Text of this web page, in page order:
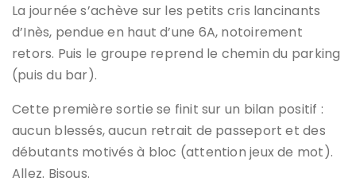
La journée s’achève sur les petits cris lancinants
d’Inès, pendue en haut d’une 6A, notoirement
retors. Puis le groupe reprend le chemin du parking
(puis du bar).
Cette première sortie se finit sur un bilan positif :
aucun blessés, aucun retrait de passeport et des
débutants motivés à bloc (attention jeux de mot).
Allez. Bisous.